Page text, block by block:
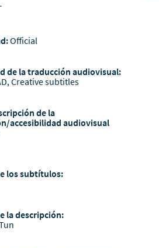
Official
de la traducción audiovisual:
Creative subtitles
de la
accesibilidad audiovisual
los subtítulos:
la descripción: